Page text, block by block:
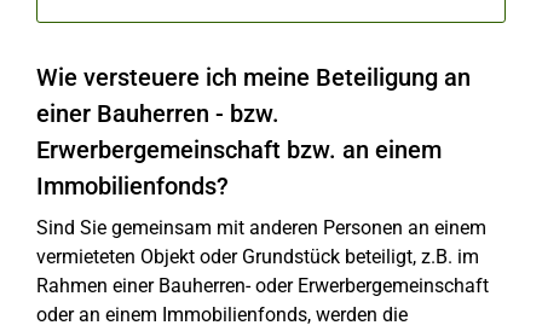
Wie versteuere ich meine Beteiligung an
einer Bauherren - bzw.
Erwerbergemeinschaft bzw. an einem
Immobilienfonds?
Sind Sie gemeinsam mit anderen Personen an einem
vermieteten Objekt oder Grundstück beteiligt, z.B. im
Rahmen einer Bauherren- oder Erwerbergemeinschaft
oder an einem Immobilienfonds, werden die